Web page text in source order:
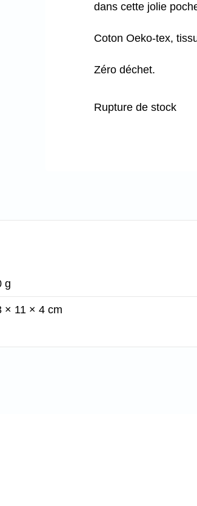
dans cette jolie
Coton Oeko-tex,
Zéro déchet.
Rupture de stock
g
× 11 × 4 cm